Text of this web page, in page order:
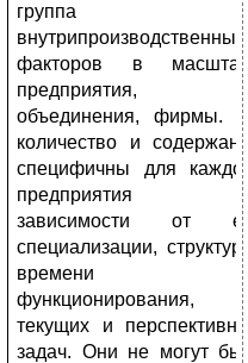
группа
внутрипроизводственных
факторов в
предприятия,
объединения, фирмы.
количество и
специфичны для
предприятия
зависимости от
специализации,
времени
функционирования,
текущих и
задач. Они не могут